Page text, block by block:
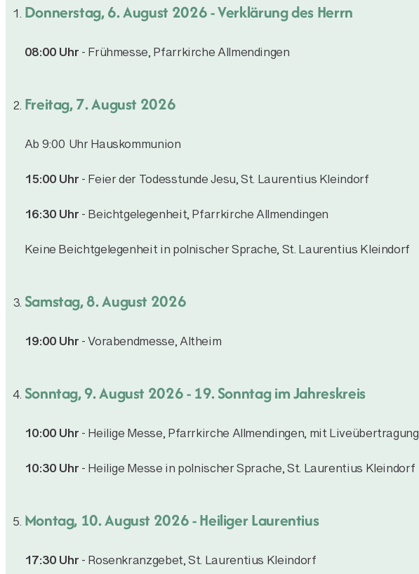
Donnerstag, 6. August 2026- Verklärung des Herrn
08:00 Uhr- Frühmesse, Pfarrkirche Allmendingen
Freitag, 7. August 2026
Ab 9:00 Uhr Hauskommunion
15:00 Uhr- Feier der Todesstunde Jesu, St. Laurentius Kleindorf
16:30 Uhr- Beichtgelegenheit, Pfarrkirche Allmendingen
Keine Beichtgelegenheit in polnischer Sprache, St. Laurentius Kleindorf
Samstag, 8. August 2026
19:00 Uhr- Vorabendmesse, Altheim
Sonntag, 9. August 2026- 19. Sonntag im Jahreskreis
10:00 Uhr- Heilige Messe, Pfarrkirche Allmendingen, mit Liveübertragung
10:30 Uhr- Heilige Messe in polnischer Sprache, St. Laurentius Kleindorf
Montag, 10. August 2026- Heiliger Laurentius
17:30 Uhr- Rosenkranzgebet, St. Laurentius Kleindorf